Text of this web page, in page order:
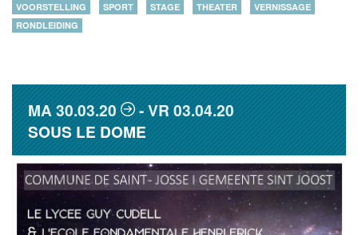
VOORSTELLING
SPORT STAGE THEATER
VERNISSAGE
RONDLEIDING
MA30.03.20 VR03.04.20
SOUS LE DOME